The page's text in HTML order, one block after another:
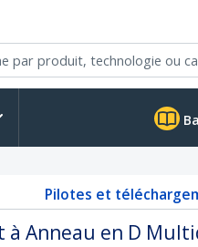
Pilotes et
à Anneau en D